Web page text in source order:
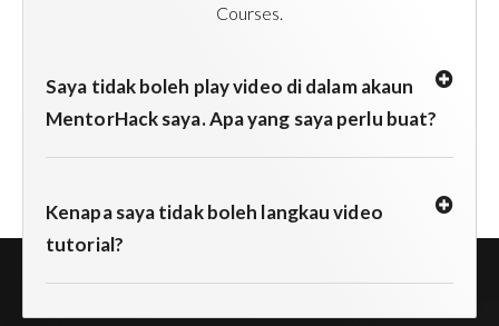
Courses.
Saya tidak boleh play video di dalam akaun
MentorHack saya. Apa yang saya perlu buat?
Kenapa saya tidak boleh langkau video
tutorial?